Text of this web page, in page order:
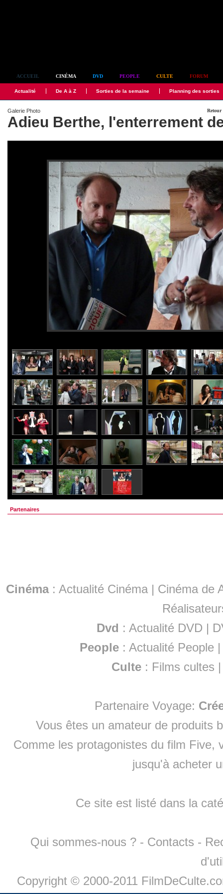
ACCUEIL CINÉMA DVD PEOPLE CULTE FORUM
Actualité De A à Z Sorties de la semaine Planning des sorties
Retour
Galerie Photo
Adieu Berthe, l'enterrement
Partenaires
Cinéma: Actualité Cinéma | Cinéma de
Dvd : Actualité DVD |
People :Actualité People
Culte : Films cultes
Partenaire Voyage:
Vous êtes un amateur de produits
Comme les protagonistes du film Five,
jusqu'à acheter
Ce site est listé dans la
Qui sommes-nous ? - Contacts -
Copyright © 2000-2011